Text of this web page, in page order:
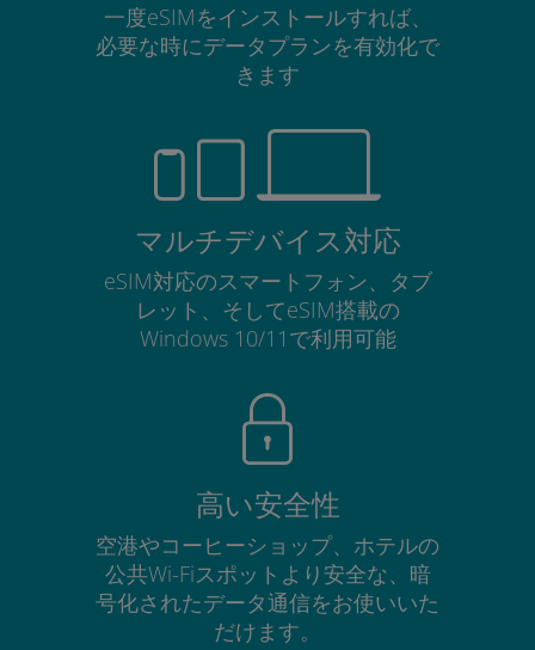
一度eSIMをインストールすれば、
必要な時にデータプランを有効化で
きます
マルチデバイス対応
eSIM対応のスマートフォン、タブ
レット、そしてeSIM搭載の
Windows 10/11で利用可能
高い安全性
空港やコーヒーショップ、ホテルの
公共Wi-Fiスポットより安全な、暗
号化されたデータ通信をお使いいた
だけます。